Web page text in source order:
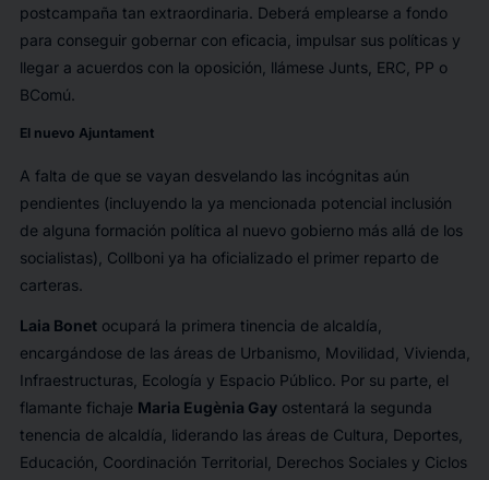
postcampaña tan extraordinaria. Deberá emplearse a fondo
para conseguir gobernar con eficacia, impulsar sus políticas y
llegar a acuerdos con la oposición, llámese Junts, ERC, PP o
BComú.
El nuevo Ajuntament
A falta de que se vayan desvelando las incógnitas aún
pendientes (incluyendo la ya mencionada potencial inclusión
de alguna formación política al nuevo gobierno más allá de los
socialistas), Collboni ya ha oficializado el primer reparto de
carteras.
Laia Bonetocupará la primera tinencia de alcaldía,
encargándose de las áreas de Urbanismo, Movilidad, Vivienda,
Infraestructuras, Ecología y Espacio Público. Por su parte, el
flamante fichaje Maria Eugènia Gayostentará la segunda
tenencia de alcaldía, liderando las áreas de Cultura, Deportes,
Educación, Coordinación Territorial, Derechos Sociales y Ciclos